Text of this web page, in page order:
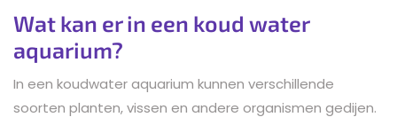
Wat kan er in een koud water
aquarium?
In een koudwater aquarium kunnen verschillende
soorten planten, vissen en andere organismen gedijen.